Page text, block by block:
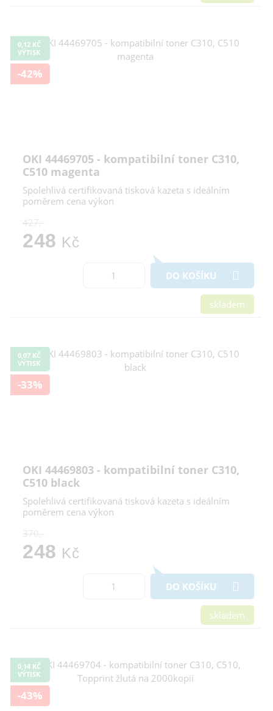
0,12 KČ
VÝTISK
-42%
OKI 44469705 - kompatibilní toner C310,
C510 magenta
Spolehlivá certifikovaná tisková kazeta s ideálním
poměrem cena výkon
427,-
248 Kč
DO KOŠÍKU
skladem
0,07 KČ
VÝTISK
-33%
OKI 44469803 - kompatibilní toner C310,
C510 black
Spolehlivá certifikovaná tisková kazeta s ideálním
poměrem cena výkon
370,-
248 Kč
DO KOŠÍKU
skladem
0,14 KČ
VÝTISK
-43%